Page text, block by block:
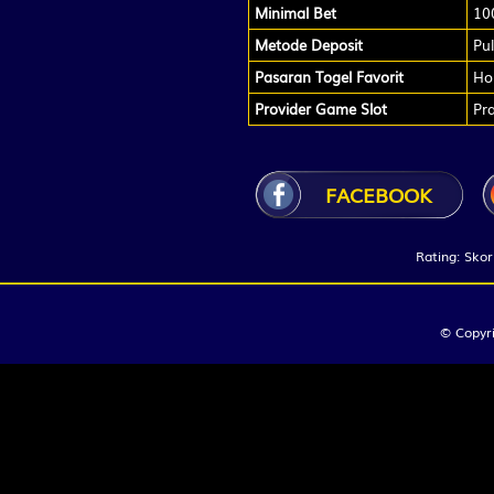
15
Pendeta
Manggis
Anggur -
Engsel -
Minimal Bet
Metode Deposit
Pasaran Togel Favorit
Provider Game Slot
FACEBOOK
Rating:
©